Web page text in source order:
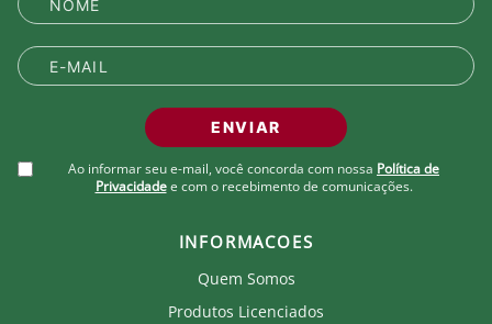
Detalhes:
Modelagem clássica
Produto Oficial Licenciado do Fluminense.
Ao comprar um produto oficial você fortalece seu
clube que recebe royalties com a venda de cada
produto.
ENVIAR
Ao informar seu e-mail, você concorda com nossa Política de
Privacidade e com o recebimento de comunicações.
INFORMACOES
Quem Somos
Produtos Licenciados